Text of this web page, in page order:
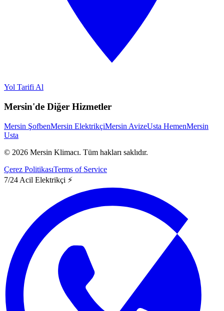
Yol Tarifi Al
Mersin'de Diğer Hizmetler
Mersin ŞofbenMersin ElektrikçiMersin AvizeUsta HemenMersin
Usta
© 2026 Mersin Klimacı. Tüm hakları saklıdır.
Çerez PolitikasıTerms of Service
7/24 Acil Elektrikçi ⚡